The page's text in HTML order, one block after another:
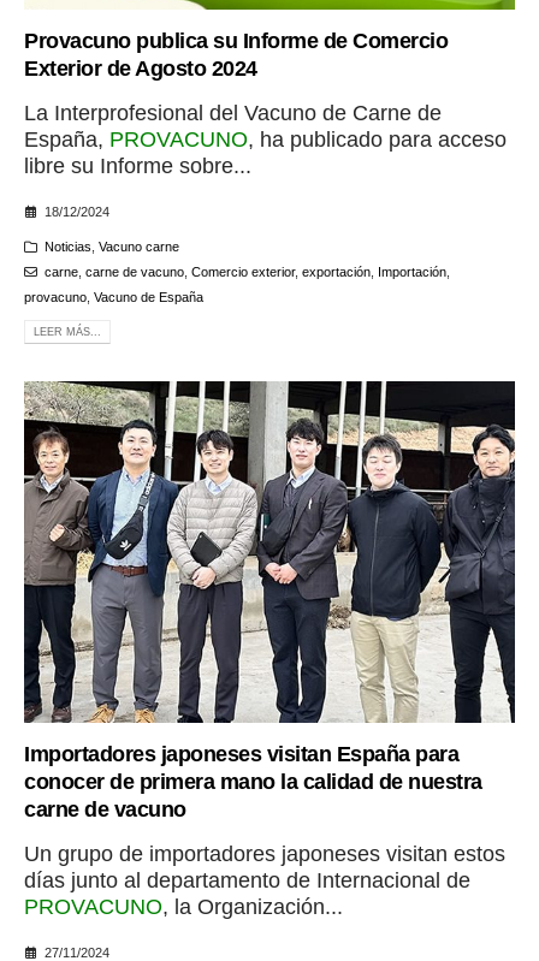
Provacuno publica su Informe de Comercio
Exterior de Agosto 2024
La Interprofesional del Vacuno de Carne de
España, PROVACUNO, ha publicado para acceso
libre su Informe sobre...
18/12/2024
Noticias Vacuno carne
carne, carne de vacuno, Comercio exterior, exportación, Importación,
provacuno Vacuno de España
LEER MÁS...
Importadores japoneses visitan España para
conocer de primera mano la calidad de nuestra
carne de vacuno
Un grupo de importadores japoneses visitan estos
días junto al departamento de Internacional de
PROVACUNO, la Organización...
27/11/2024